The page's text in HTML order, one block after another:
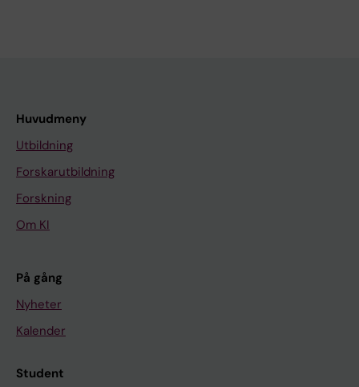
Huvudmeny
Utbildning
Forskarutbildning
Forskning
Om KI
På gång
Nyheter
Kalender
Student